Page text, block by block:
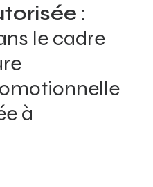
:
le cadre
à